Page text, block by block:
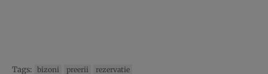
Tags: bizoni preerii rezervatie